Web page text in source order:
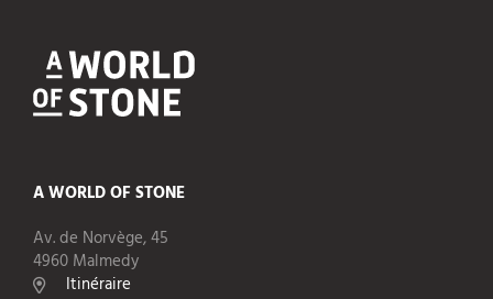
A WORLD OF STONE
Av. de Norvège, 45
4960 Malmedy
Itinéraire